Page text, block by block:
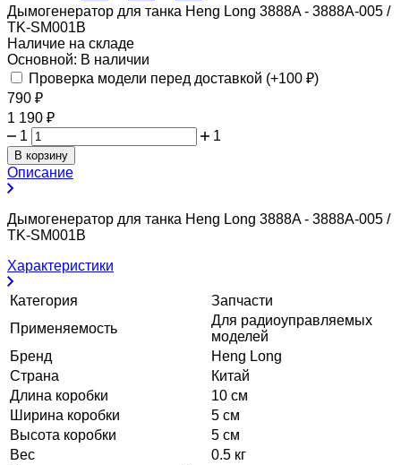
Дымогенератор для танка Heng Long 3888A - 3888A-005 /
TK-SM001B
Наличие на складе
Основной: В наличии
Проверка модели перед доставкой (+100 ₽)
790 ₽
1 190 ₽
1
1
В корзину
Описание
Дымогенератор для танка Heng Long 3888A - 3888A-005 /
TK-SM001B
Характеристики
Категория
Запчасти
Применяемость
Для радиоуправляемых
моделей
Бренд
Heng Long
Страна
Китай
Длина коробки
10 см
Ширина коробки
5 см
Высота коробки
5 см
Вес
0.5 кг